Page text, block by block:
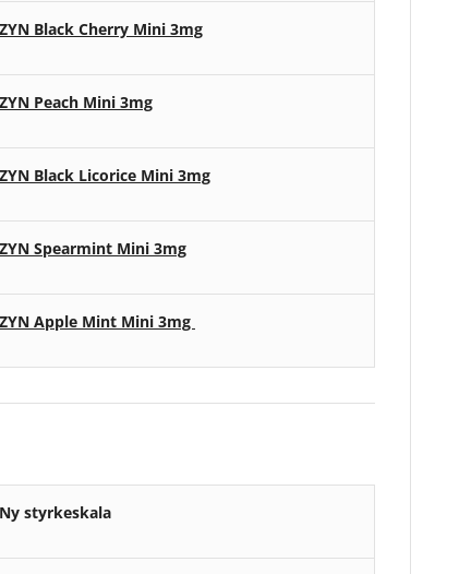
ZYN Black Cherry Mini 3mg
ZYN Peach Mini 3mg
ZYN Black Licorice Mini 3mg
ZYN Spearmint Mini 3mg
ZYN Apple Mint Mini 3mg
Ny styrkeskala